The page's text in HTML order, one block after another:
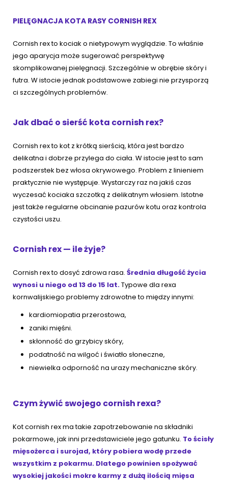
PIELĘGNACJA KOTA RASY CORNISH REX
Cornish rex to kociak o nietypowym wyglądzie. To właśnie
jego aparycja może sugerować perspektywę
skomplikowanej pielęgnacji. Szczególnie w obrębie skóry i
futra. W istocie jednak podstawowe zabiegi nie przysporzą
ci szczególnych problemów.
Jak dbać o sierść kota cornish rex?
Cornish rex to kot z krótką sierścią, która jest bardzo
delikatna i dobrze przylega do ciała. W istocie jest to sam
podszerstek bez włosa okrywowego. Problem z linieniem
praktycznie nie występuje. Wystarczy raz na jakiś czas
wyczesać kociaka szczotką z delikatnym włosiem. Istotne
jest także regularne obcinanie pazurów kotu oraz kontrola
czystości uszu.
Cornish rex — ile żyje?
Cornish rex to dosyć zdrowa rasa. Średnia długość życia
wynosi u niego od 13 do 15 lat.Typowe dla rexa
kornwalijskiego problemy zdrowotne to między innymi:
kardiomiopatia przerostowa,
zaniki mięśni.
skłonność do grzybicy skóry,
podatność na wilgoć i światło słoneczne,
niewielka odporność na urazy mechaniczne skóry.
Czym żywić swojego cornish rexa?
Kot cornish rex ma takie zapotrzebowanie na składniki
pokarmowe, jak inni przedstawiciele jego gatunku. To ścisły
mięsożerca i surojad, który pobiera wodę przede
wszystkim z pokarmu. Dlatego powinien spożywać
wysokiej jakości mokre karmy z dużą ilością mięsa